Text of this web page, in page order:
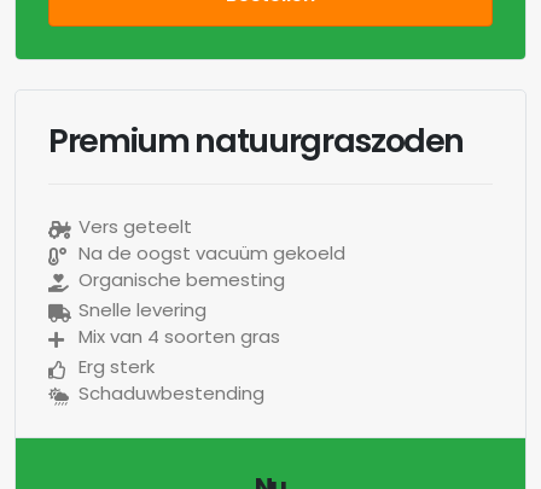
Premium natuurgraszoden
Vers geteelt
Na de oogst vacuüm gekoeld
Organische bemesting
Snelle levering
Mix van 4 soorten gras
Erg sterk
Schaduwbestending